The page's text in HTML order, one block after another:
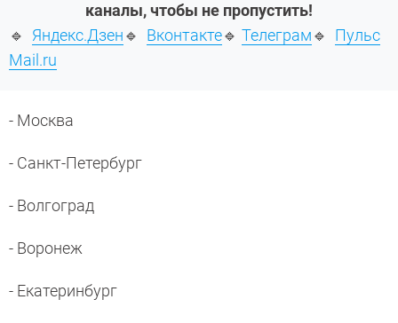
каналы, чтобы не пропустить!
🔹 Яндекс.Дзен🔹 Вконтакте🔹 Телеграм🔹 Пульс
Mail.ru
- Москва
- Санкт-Петербург
- Волгоград
- Воронеж
- Екатеринбург